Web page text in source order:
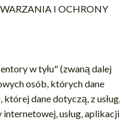
I OCHRONY
w tyłu" (zwaną dalej
osób, których dane
dane dotyczą, z usług,
usług, aplikacji